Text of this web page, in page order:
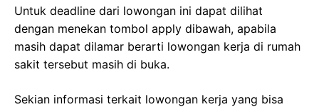
Untuk deadline dari lowongan ini dapat dilihat
dengan menekan tombol apply dibawah, apabila
masih dapat dilamar berarti lowongan kerja di rumah
sakit tersebut masih di buka.
Sekian informasi terkait lowongan kerja yang bisa